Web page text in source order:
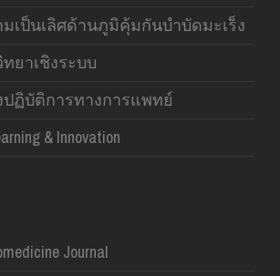
เป็นเลิศด้านภูมิคุ้มกันบำบัดมะเร็ง
ยาเชิงระบบ
ฏิบัติการทางการแพทย์
& Innovation
Journal